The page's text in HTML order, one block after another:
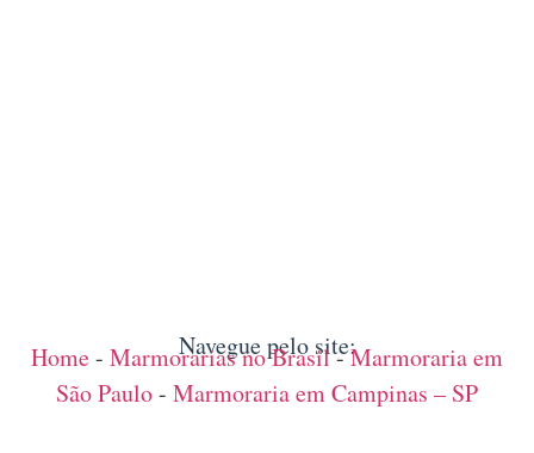
Navegue pelo site:
Home- Marmorarias no Brasil-Marmoraria em
São Paulo- Marmoraria em Campinas – SP